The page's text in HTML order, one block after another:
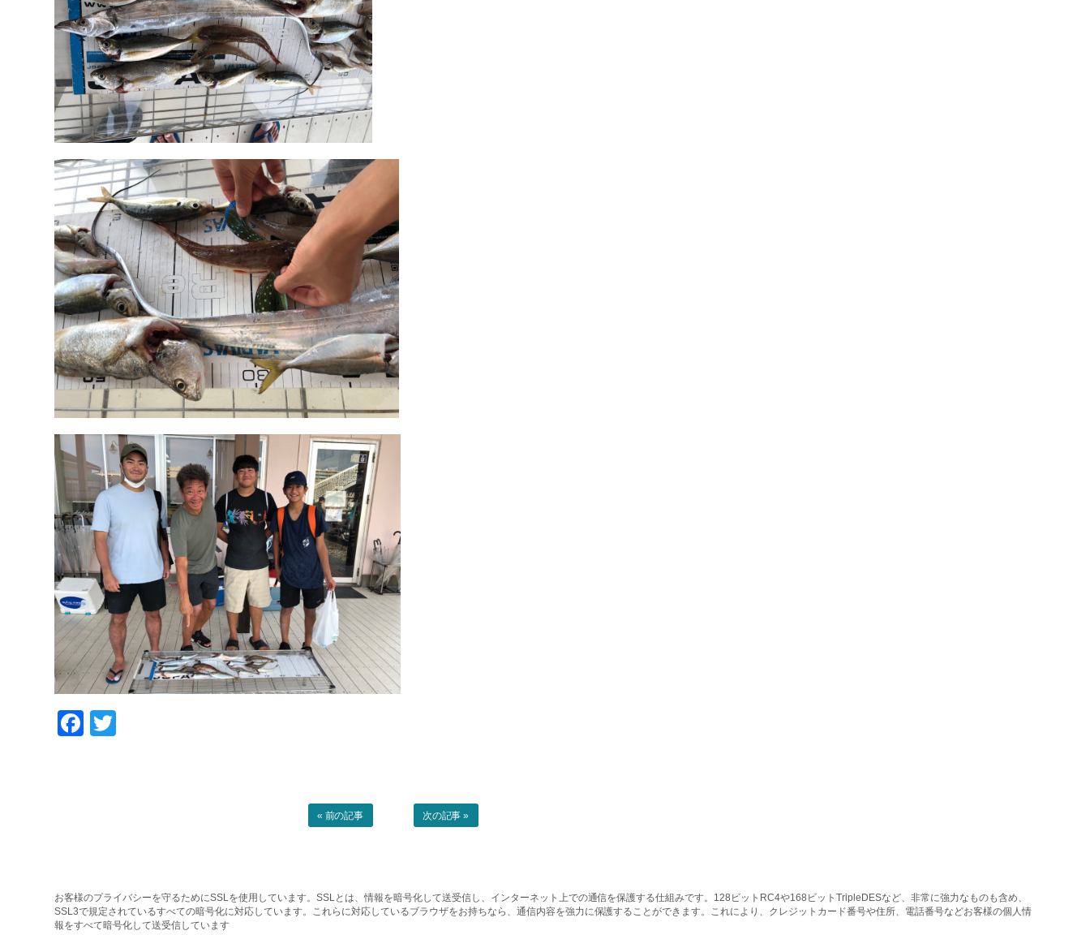
Facebook
« 前の記事 次の記事 »
お客様のプライバシーを守るためにSSLを使用しています。SSLとは、情報を暗号化して送受信し、インターネット上での通信を保護する仕組みです。128ビットRC4や168ビットTripleDESなど、非常に強力なものも含め、
SSL3で規定されているすべての暗号化に対応しています。これらに対応しているブラウザをお持ちなら、通信内容を強力に保護することができます。これにより、クレジットカード番号や住所、電話番号などお客様の個人情
報をすべて暗号化して送受信しています